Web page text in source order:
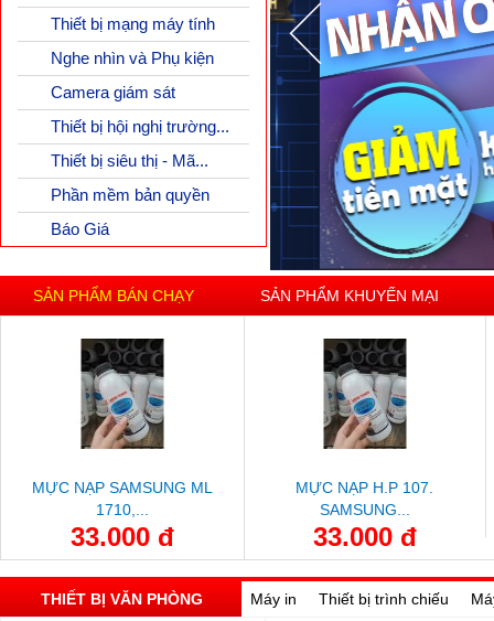
Thiết bị mạng máy tính
Nghe nhìn và Phụ kiện
Camera giám sát
Thiết bị hội nghị trường...
Thiết bị siêu thị - Mã...
Phần mềm bản quyền
Báo Giá
SẢN PHẨM BÁN CHẠY SẢN PHẨM KHUYẾN MẠI
MỰC NẠP SAMSUNG ML
1710,...
33.000 đ
MỰC NẠP H.P 107.
SAMSUNG...
33.000 đ
THIẾT BỊ VĂN PHÒNG Máy in Thiết bị trình chiếu